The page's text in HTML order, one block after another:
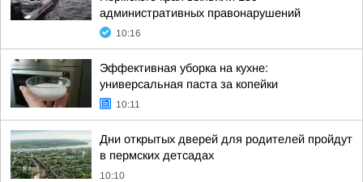
административных правонарушений
10:16
Эффективная уборка на кухне:
универсальная паста за копейки
10:11
Дни открытых дверей для родителей пройдут
в пермских детсадах
10:10